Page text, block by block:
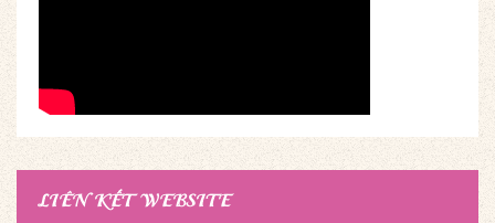
LIÊN KẾT WEBSITE